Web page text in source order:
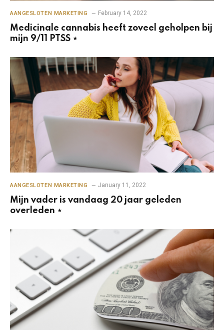
AANGESLOTEN MARKETING February 14, 2022
Medicinale cannabis heeft zoveel geholpen bij
mijn 9/11 PTSS ⋆
AANGESLOTEN MARKETING January 11, 2022
Mijn vader is vandaag 20 jaar geleden
overleden ⋆